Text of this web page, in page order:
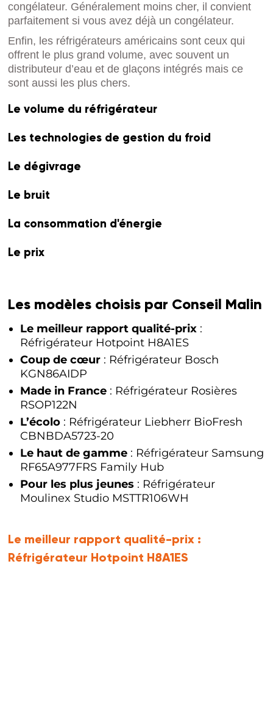
congélateur. Généralement moins cher, il convient
parfaitement si vous avez déjà un congélateur.
Enfin, les réfrigérateurs américains sont ceux qui
offrent le plus grand volume, avec souvent un
distributeur d’eau et de glaçons intégrés mais ce
sont aussi les plus chers.
Le volume du réfrigérateur
Les technologies de gestion du froid
Le dégivrage
Le bruit
La consommation d'énergie
Le prix
Les modèles choisis par Conseil Malin
Le meilleur rapport qualité-prix :
Réfrigérateur Hotpoint H8A1ES
Coup de cœur : Réfrigérateur Bosch
KGN86AIDP
Made in France : Réfrigérateur Rosières
RSOP122N
L’écolo : Réfrigérateur Liebherr BioFresh
CBNBDA5723-20
Le haut de gamme : Réfrigérateur Samsung
RF65A977FRS Family Hub
Pour les plus jeunes : Réfrigérateur
Moulinex Studio MSTTR106WH
Le meilleur rapport qualité-prix :
Réfrigérateur Hotpoint H8A1ES